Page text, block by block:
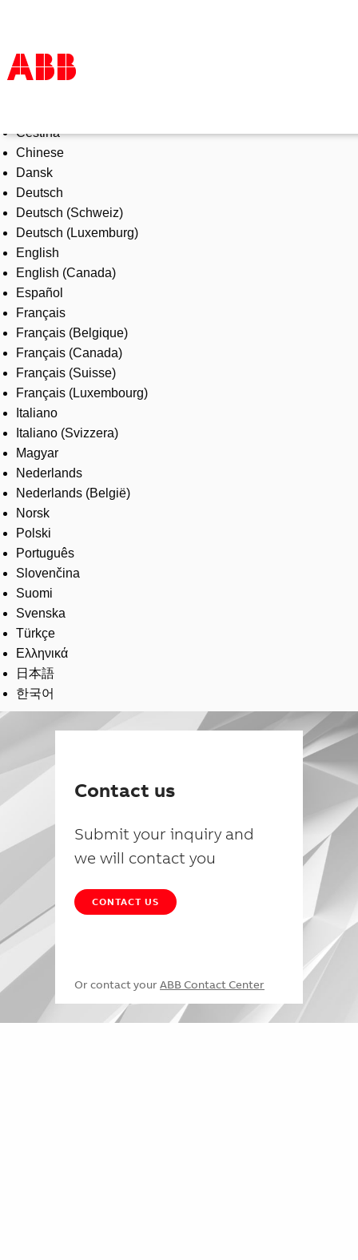
Products & Solutions
Industries
Services
About us
Where to buy
Contact us
Careers
Čeština
Chinese
Dansk
Deutsch
Deutsch (Schweiz)
Deutsch (Luxemburg)
English
English (Canada)
Español
Français
Français (Belgique)
Français (Canada)
Français (Suisse)
Français (Luxembourg)
Italiano
Italiano (Svizzera)
Magyar
Nederlands
Nederlands (België)
Norsk
Polski
Português
Slovenčina
Suomi
Svenska
Türkçe
Ελληνικά
日本語
한국어
Contact us
Submit your inquiry and
we will contact you
CONTACT US
Or contact your ABB Contact Center